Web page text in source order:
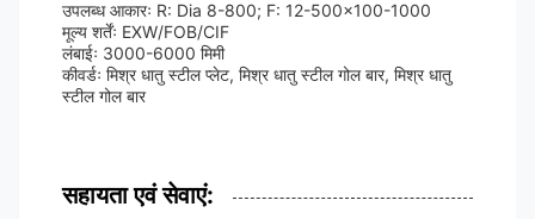
उपलब्ध आकारः R: Dia 8-800; F: 12-500x100-1000
मूल्य शर्तेंः EXW/FOB/CIF
लंबाईः 3000-6000 मिमी
कीवर्डः मिश्र धातु स्टील प्लेट, मिश्र धातु स्टील गोल बार, मिश्र धातु
स्टील गोल बार
सहायता एवं सेवाएं: